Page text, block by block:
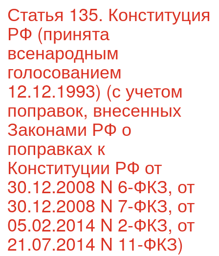
Статья 135. Конституция
РФ (принята
всенародным
голосованием
12.12.1993) (с учетом
поправок, внесенных
Законами РФ о
поправках к
Конституции РФ от
30.12.2008 N 6-ФКЗ, от
30.12.2008 N 7-ФКЗ, от
05.02.2014 N 2-ФКЗ, от
21.07.2014 N 11-ФКЗ)